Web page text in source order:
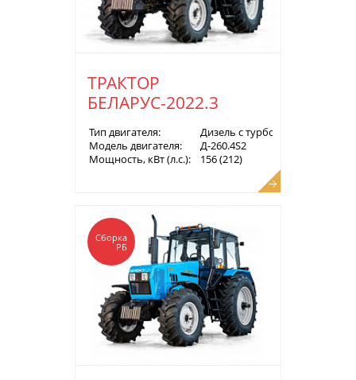
ТРАКТОР
БЕЛАРУС-2022.3
Тип двигателя:
Дизель с турбонаддувом
Модель двигателя:
Д-260.4S2
Мощность, кВт (л.с.):
156 (212)
Сборка
РБ